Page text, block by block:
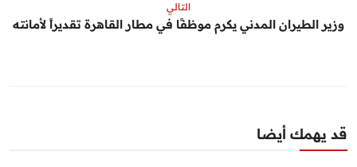
التالي
وزير الطيران المدني يكرم موظفًا في مطار القاهرة تقديراً لأمانته
قد يهمك أيضا